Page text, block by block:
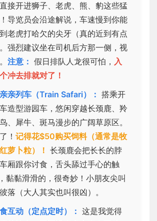
接开进狮子、老虎、熊、豹这些猛
导览员会沿途解说，车速慢到你能
老虎打哈欠的尖牙（真的近到有点
强烈建议坐在司机后方那一侧，视
注意： 假日排队人龙很可怕， 入
冲去排就对了！
亲列车（Train Safari）： 搭乘开
造型游园车，悠闲穿越长颈鹿、羚
、犀牛、斑马漫步的广阔草原区。
！ 记得花$50购买饲料（通常是牧
萝卜粒）！ 长颈鹿会把长长的脖
厢跟你讨食，舌头舔过手心的触
黏黏滑滑的，很奇妙！小朋友尖叫
落（大人其实也叫很凶）。
互动（定点定时）： 这是我觉得